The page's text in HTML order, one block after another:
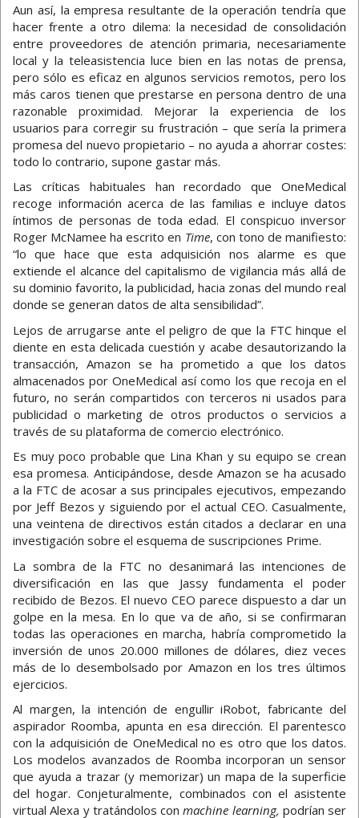
Aun así, la empresa resultante de la operación tendría que
hacer frente a otro dilema: la necesidad de consolidación
entre proveedores de atención primaria, necesariamente
local y la teleasistencia luce bien en las notas de prensa,
pero sólo es eficaz en algunos servicios remotos, pero los
más caros tienen que prestarse en persona dentro de una
razonable proximidad. Mejorar la experiencia de los
usuarios para corregir su frustración – que sería la primera
promesa del nuevo propietario – no ayuda a ahorrar costes:
todo lo contrario, supone gastar más.
Las críticas habituales han recordado que OneMedical
recoge información acerca de las familias e incluye datos
íntimos de personas de toda edad. El conspicuo inversor
Roger McNamee ha escrito en Time, con tono de manifiesto:
“lo que hace que esta adquisición nos alarme es que
extiende el alcance del capitalismo de vigilancia más allá de
su dominio favorito, la publicidad, hacia zonas del mundo real
donde se generan datos de alta sensibilidad”.
Lejos de arrugarse ante el peligro de que la FTC hinque el
diente en esta delicada cuestión y acabe desautorizando la
transacción, Amazon se ha prometido a que los datos
almacenados por OneMedical así como los que recoja en el
futuro, no serán compartidos con terceros ni usados para
publicidad o marketing de otros productos o servicios a
través de su plataforma de comercio electrónico.
Es muy poco probable que Lina Khan y su equipo se crean
esa promesa. Anticipándose, desde Amazon se ha acusado
a la FTC de acosar a sus principales ejecutivos, empezando
por Jeff Bezos y siguiendo por el actual CEO. Casualmente,
una veintena de directivos están citados a declarar en una
investigación sobre el esquema de suscripciones Prime.
La sombra de la FTC no desanimará las intenciones de
diversificación en las que Jassy fundamenta el poder
recibido de Bezos. El nuevo CEO parece dispuesto a dar un
golpe en la mesa. En lo que va de año, si se confirmaran
todas las operaciones en marcha, habría comprometido la
inversión de unos 20.000 millones de dólares, diez veces
más de lo desembolsado por Amazon en los tres últimos
ejercicios.
Al margen, la intención de engullir iRobot, fabricante del
aspirador Roomba, apunta en esa dirección. El parentesco
con la adquisición de OneMedical no es otro que los datos.
Los modelos avanzados de Roomba incorporan un sensor
que ayuda a trazar (y memorizar) un mapa de la superficie
del hogar. Conjeturalmente, combinados con el asistente
virtual Alexa y tratándolos conmachine learning, podrían ser